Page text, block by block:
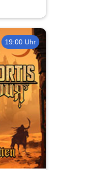
19:00 Uhr